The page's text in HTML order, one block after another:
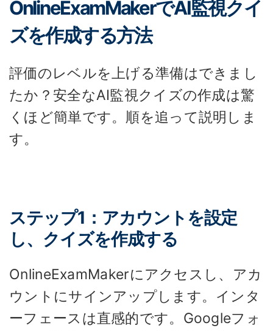
OnlineExamMakerでAI監視クイ
ズを作成する方法
評価のレベルを上げる準備はできまし
たか？安全なAI監視クイズの作成は驚
くほど簡単です。順を追って説明しま
す。
ステップ1：アカウントを設定
し、クイズを作成する
OnlineExamMakerにアクセスし、アカ
ウントにサインアップします。インタ
ーフェースは直感的です。Googleフォ